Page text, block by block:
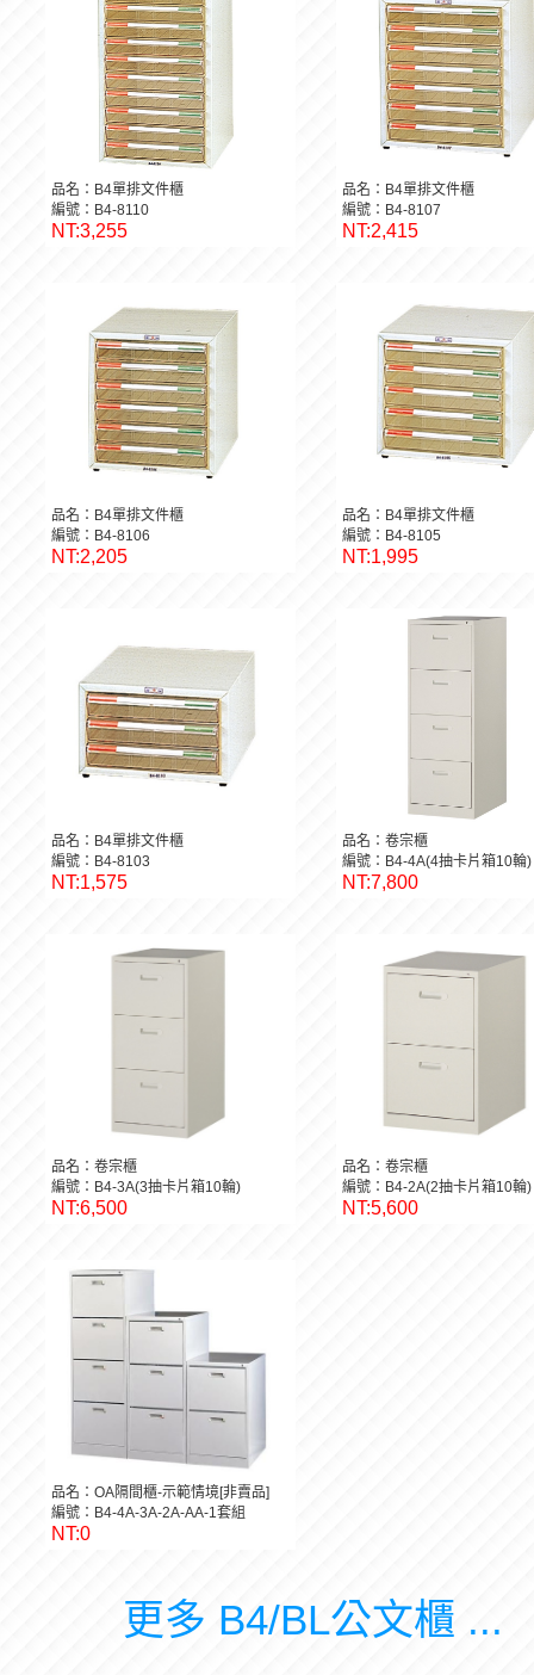
品名：B4單排文件櫃
編號：B4-8110
NT:3,255
品名：B4單排文件櫃
編號：B4-8107
NT:2,415
品名：B4單排文件櫃
編號：B4-8106
NT:2,205
品名：B4單排文件櫃
編號：B4-8105
NT:1,995
品名：B4單排文件櫃
編號：B4-8103
NT:1,575
品名：卷宗櫃
編號：B4-4A(4抽卡片箱10輪)
NT:7,800
品名：卷宗櫃
編號：B4-3A(3抽卡片箱10輪)
NT:6,500
品名：卷宗櫃
編號：B4-2A(2抽卡片箱10輪)
NT:5,600
品名：OA隔間櫃-示範情境[非賣品]
編號：B4-4A-3A-2A-AA-1套組
NT:0
更多 B4/BL公文櫃 ...